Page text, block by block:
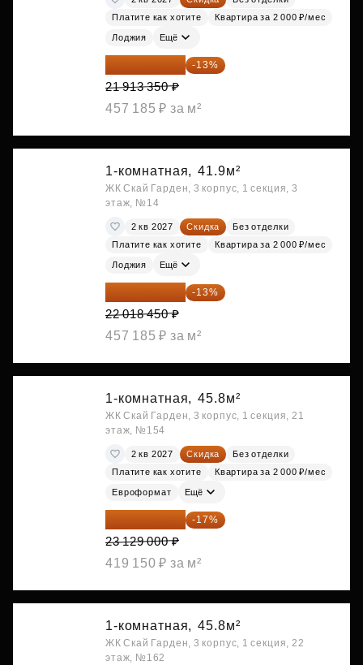
Платите как хотите
Квартира за 2 000 ₽/мес
Лоджия Ещё
19 064 615 ₽ -13%
21 913 350 ₽
457 185 ₽ за м²
1-комнатная, 41.9м²
ЖК Скай Гарден, 3 корпус, 1 секция, 3
этаж, №14
2 кв 2027 Скидка
Без отделки
Платите как хотите
Квартира за 2 000 ₽/мес
Лоджия Ещё
19 156 052 ₽ -13%
22 018 450 ₽
457 185 ₽ за м²
1-комнатная, 45.8м²
ЖК Скай Гарден, 3 корпус, 1 секция, 21
этаж, №154
2 кв 2027 Скидка
Без отделки
Платите как хотите
Квартира за 2 000 ₽/мес
Евроформат Ещё
19 197 070 ₽ -17%
23 129 000 ₽
419 150 ₽ за м²
1-комнатная, 45.8м²
ЖК Скай Гарден, 3 корпус, 1 секция, 22
этаж, №162